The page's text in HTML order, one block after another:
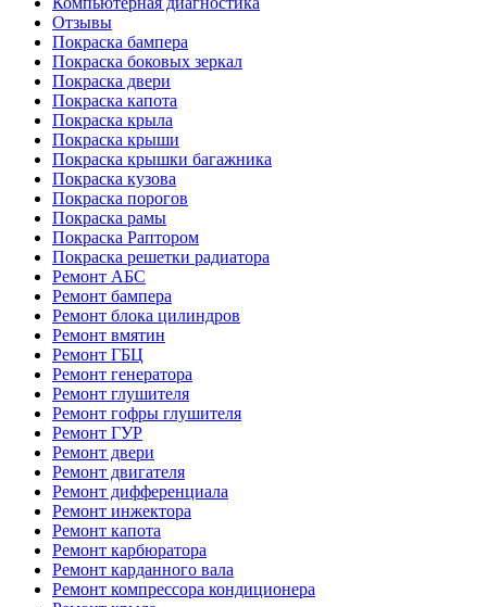
Отзывы
Покраска бампера
Покраска боковых зеркал
Покраска двери
Покраска капота
Покраска крыла
Покраска крыши
Покраска крышки багажника
Покраска кузова
Покраска порогов
Покраска рамы
Покраска Раптором
Покраска решетки радиатора
Ремонт АБС
Ремонт бампера
Ремонт блока цилиндров
Ремонт вмятин
Ремонт ГБЦ
Ремонт генератора
Ремонт глушителя
Ремонт гофры глушителя
Ремонт ГУР
Ремонт двери
Ремонт двигателя
Ремонт дифференциала
Ремонт инжектора
Ремонт капота
Ремонт карбюратора
Ремонт карданного вала
Ремонт компрессора кондиционера